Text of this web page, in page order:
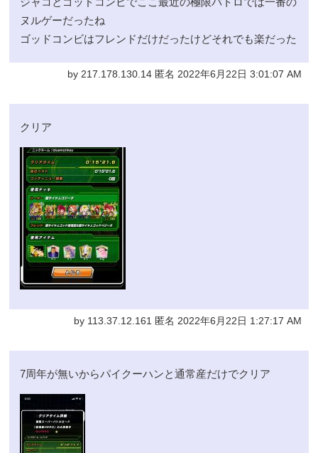
ヌルゲーだったね
ゴッドコンビはフレンドだけだったけどそれでも楽だった
by 217.178.130.14 匿名 2022年6月22日 3:01:07 AM
クリア
by 113.37.12.161 匿名 2022年6月22日 1:27:17 AM
7周年が無いからパイクーハンと通常産だけでクリア